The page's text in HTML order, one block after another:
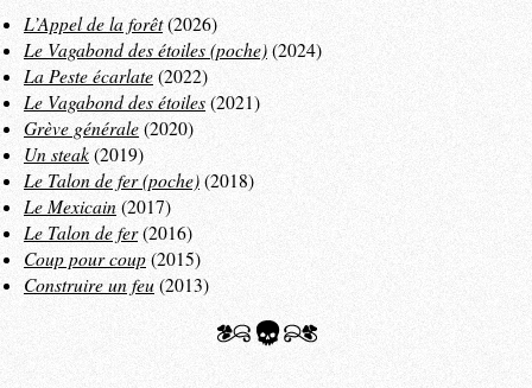
L’Appel de la forêt(2026)
Le Vagabond des étoiles (poche) (2024)
La Peste écarlate (2022)
Le Vagabond des étoiles (2021)
Grève générale (2020)
Un steak (2019)
Le Talon de fer (poche)(2018)
Le Mexicain (2017)
Le Talon de fer(2016)
Coup pour coup (2015)
Construire un feu (2013)